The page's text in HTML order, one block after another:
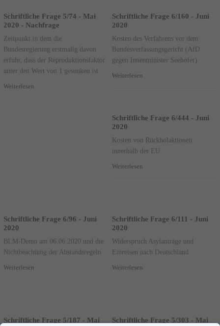
Schriftliche Frage 5/74 - Mai
2020 - Nachfrage
Zeitpunkt in dem die
Bundesregierung erstmalig davon
erfuhr, dass der Reproduktionsfaktor
unter den Wert von 1 gesunken ist
Weiterlesen
Schriftliche Frage 6/160 - Juni
2020
Kosten des Verfahrens vor dem
Bundesverfassungsgericht (AfD
gegen Innenminister Seehofer)
Weiterlesen
Schriftliche Frage 6/444 - Juni
2020
Kosten von Rückholaktionen
innerhalb der EU
Weiterlesen
Schriftliche Frage 6/96 - Juni
2020
BLM-Demo am 06.06.2020 und die
Nichtbeachtung der Abstandsregeln
Weiterlesen
Schriftliche Frage 6/111 - Juni
2020
Widerspruch Asylanträge und
Einreisen nach Deutschland
Weiterlesen
Schriftliche Frage 5/187 - Mai
Schriftliche Frage 5/303 - Mai